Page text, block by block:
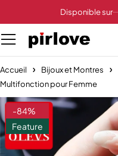
Disponible sur
Accueil Bijoux et Montres
Multifonction pour Femme
-84%
Feature